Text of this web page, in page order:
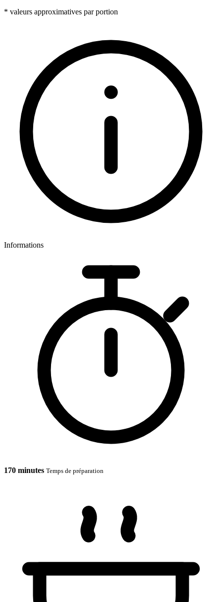
* valeurs approximatives par portion
Informations
170 minutes Temps de préparation